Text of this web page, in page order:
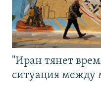
"Иран тянет
ситуация между